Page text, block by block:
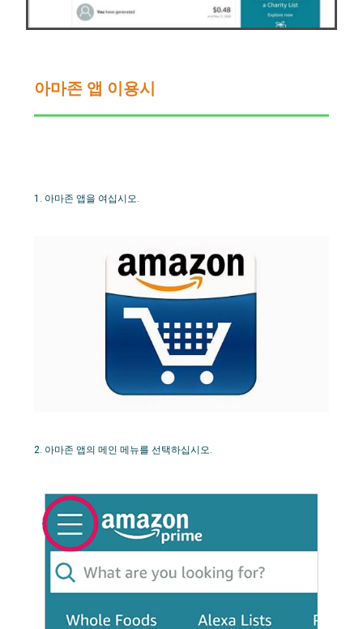
아마존 앱 이용시
1. 아마존 앱을 여십시오.
2. 아마존 앱의 메인 메뉴를 선택하십시오.